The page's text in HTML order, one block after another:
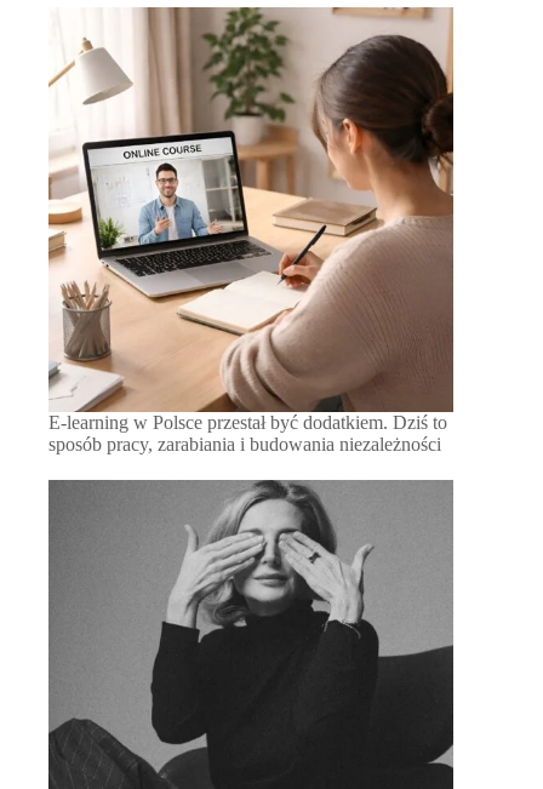
E-learning w Polsce przestał być dodatkiem. Dziś to
sposób pracy, zarabiania i budowania niezależności